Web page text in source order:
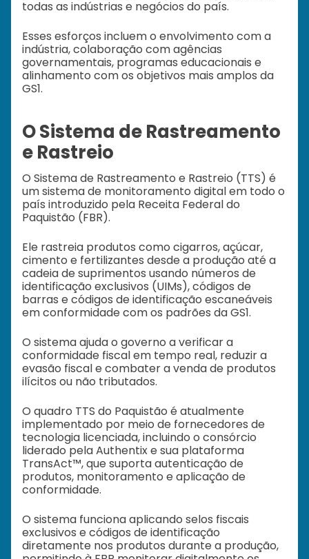
todas as indústrias e negócios do país.
Esses esforços incluem o envolvimento com a
indústria, colaboração com agências
governamentais, programas educacionais e
alinhamento com os objetivos mais amplos da
GS1.
O Sistema de Rastreamento
e Rastreio
O Sistema de Rastreamento e Rastreio (TTS) é
um sistema de monitoramento digital em todo o
país introduzido pela Receita Federal do
Paquistão (FBR).
Ele rastreia produtos como cigarros, açúcar,
cimento e fertilizantes desde a produção até a
cadeia de suprimentos usando números de
identificação exclusivos (UIMs), códigos de
barras e códigos de identificação escaneáveis
em conformidade com os padrões da GS1.
O sistema ajuda o governo a verificar a
conformidade fiscal em tempo real, reduzir a
evasão fiscal e combater a venda de produtos
ilícitos ou não tributados.
O quadro TTS do Paquistão é atualmente
implementado por meio de fornecedores de
tecnologia licenciada, incluindo o consórcio
liderado pela Authentix e sua plataforma
TransAct™, que suporta autenticação de
produtos, monitoramento e aplicação de
conformidade.
O sistema funciona aplicando selos fiscais
exclusivos e códigos de identificação
diretamente nos produtos durante a produção,